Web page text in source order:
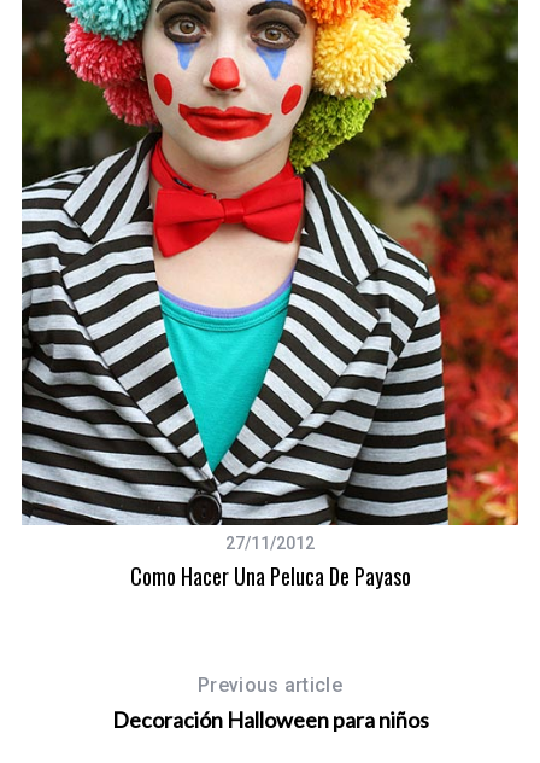
27/11/2012
Como Hacer Una Peluca De Payaso
Previous article
Decoración Halloween para niños
S
e
a
r
c
h
f